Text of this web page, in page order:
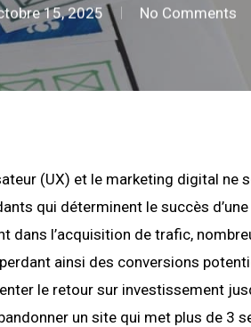
15, 2025 No Comments
(UX) et le marketing digital ne
qui déterminent le succès
dans l’acquisition de trafic,
ainsi des conversions
le retour sur investissement
un site qui met plus de 3